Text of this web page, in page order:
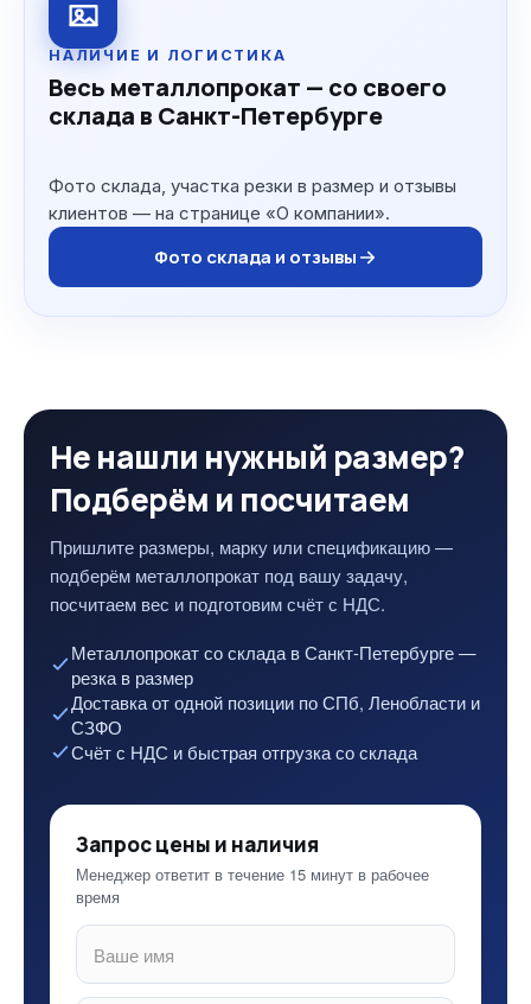
НАЛИЧИЕ И ЛОГИСТИКА
Весь металлопрокат — со своего
склада в Санкт-Петербурге
Фото склада, участка резки в размер и отзывы
клиентов — на странице «О компании».
Фото склада и отзывы
Не нашли нужный размер?
Подберём и посчитаем
Пришлите размеры, марку или спецификацию —
подберём металлопрокат под вашу задачу,
посчитаем вес и подготовим счёт с НДС.
Металлопрокат со склада в Санкт-Петербурге —
резка в размер
Доставка от одной позиции по СПб, Ленобласти и
СЗФО
Счёт с НДС и быстрая отгрузка со склада
Запрос цены и наличия
Менеджер ответит в течение 15 минут в рабочее
время